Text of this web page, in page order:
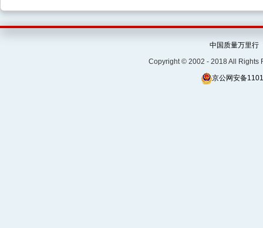
中国质量万里行
Copyright © 2002 - 2018 All Rights
京公网安备